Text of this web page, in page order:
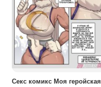
Секс комикс Моя геройская